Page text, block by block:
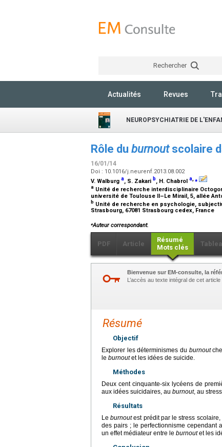
Rechercher
Actualités Revues
NEUROPSYCHIATRIE DE
Rôle du burnoutscolaire
16/01/14
Doi : 10.1016/j.neurenf.2013.08.002
V. Walburg a, S. Zakari b, H. Chabrol a,⁎
a Unité de recherche interdisciplinaire
université de Toulouse II–Le Mirail, 5, allée
b Unité de recherche en psychologie,
Strasbourg, 67081 Strasbourg cedex, France
⁎Auteur correspondant.
PDF Article
Résumé
Mots clés
Bienvenue sur EM-consulte, la
L’accès au texte intégral de cet
Résumé
Objectif
Explorer les déterminismes du burnout
le burnoutet les idées de suicide.
Méthodes
Deux cent cinquante-six lycéens de
aux idées suicidaires, au burnout, au
Résultats
Leburnoutest prédit par le stress
des pairs ; le perfectionnisme cependant
un effet médiateur entre le burnoutet les